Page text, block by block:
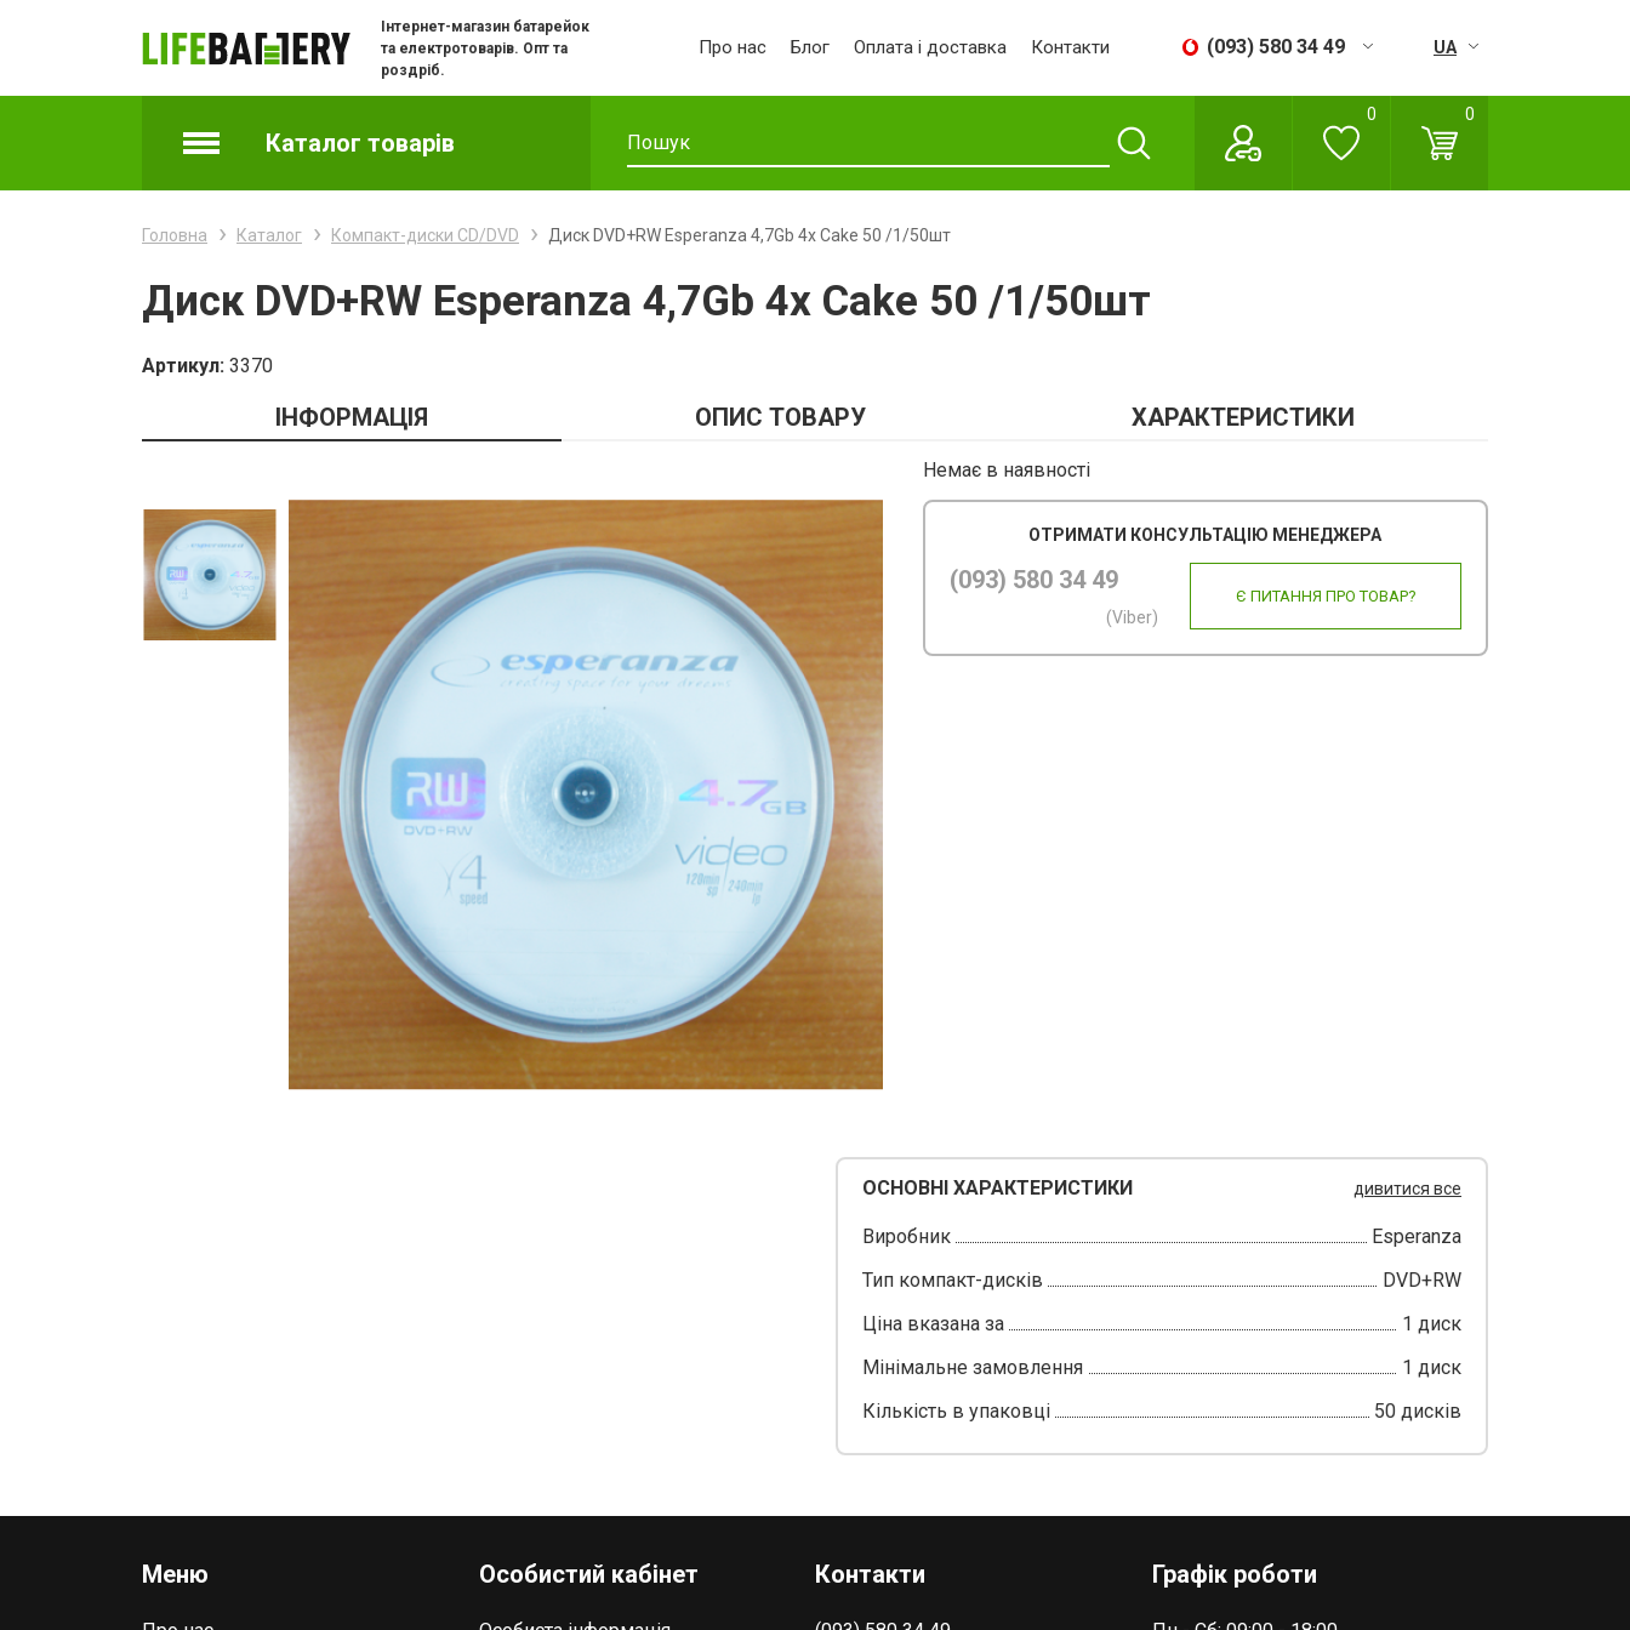
Інтернет-магазин батарейок
та електротоварів. Опт та
роздріб.
Про нас Блог Оплата і доставка Контакти (093) 580 34 49
Пн - Сб:
09:00 - 18:00
Нд: Вихідний
UA
Каталог товарів
Батарейки
Зарядні пристрої
Кабелі
Компакт-диски CD/DVD
Всі розділи
0 0
Головна Каталог Компакт-диски CD/DVD Диск DVD+RW Esperanza 4,7Gb 4x Cake 50 /1/50шт
Диск DVD+RW Esperanza 4,7Gb 4x Cake 50 /1/50шт
Артикул: 3370
ІНФОРМАЦІЯ ОПИС ТОВАРУ ХАРАКТЕРИСТИКИ
Немає в наявності
ОТРИМАТИ КОНСУЛЬТАЦІЮ МЕНЕДЖЕРА
(093) 580 34 49
(Viber)
Є ПИТАННЯ ПРО ТОВАР?
ОСНОВНІ ХАРАКТЕРИСТИКИ дивитися все
Виробник
Esperanza
Тип компакт-дисків
DVD+RW
Ціна вказана за
1 диск
Мінімальне замовлення
1 диск
Кількість в упаковці
50 дисків
Меню Особистий кабінет Контакти Графік роботи